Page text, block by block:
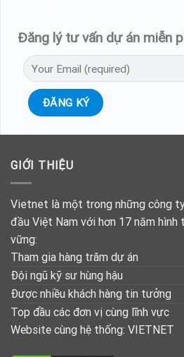
Đăng lý tư vấn dự án miễn
GIỚI THIỆU
Vietnet là một trong những công
đầu Việt Nam với hơn 17 năm hình
vững:
Tham gia hàng trăm dự án
Đội ngũ kỹ sư hùng hậu
Được nhiều khách hàng tin tưởng
Top đầu các đơn vị cùng lĩnh vực
Website cùng hệ thống: VIETNET